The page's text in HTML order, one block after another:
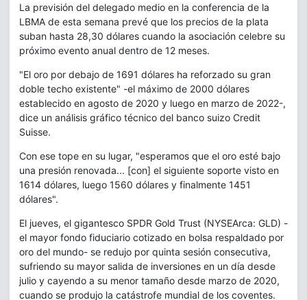
La previsión del delegado medio en la conferencia de la
LBMA de esta semana prevé que los precios de la plata
suban hasta 28,30 dólares cuando la asociación celebre su
próximo evento anual dentro de 12 meses.
"El oro por debajo de 1691 dólares ha reforzado su gran
doble techo existente" -el máximo de 2000 dólares
establecido en agosto de 2020 y luego en marzo de 2022-,
dice un análisis gráfico técnico del banco suizo Credit
Suisse.
Con ese tope en su lugar, "esperamos que el oro esté bajo
una presión renovada... [con] el siguiente soporte visto en
1614 dólares, luego 1560 dólares y finalmente 1451
dólares".
El jueves, el gigantesco SPDR Gold Trust (NYSEArca: GLD) -
el mayor fondo fiduciario cotizado en bolsa respaldado por
oro del mundo- se redujo por quinta sesión consecutiva,
sufriendo su mayor salida de inversiones en un día desde
julio y cayendo a su menor tamaño desde marzo de 2020,
cuando se produjo la catástrofe mundial de los coventes.